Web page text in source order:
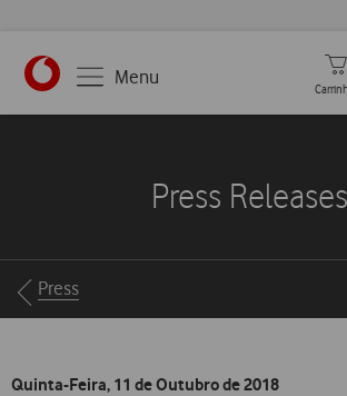
https://www.vodafone.pt
Menu
Press Releases
Breadcrumbs
Press
Quinta-Feira, 11 de Outubro de 2018